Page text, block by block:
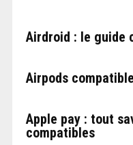
Airdroid : le guide
Airpods
Apple pay : tout
compatibles